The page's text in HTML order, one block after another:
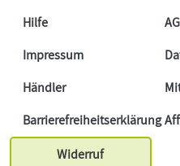
Hilfe
Impressum
Händler
Barrierefreiheitserklärung
Widerruf